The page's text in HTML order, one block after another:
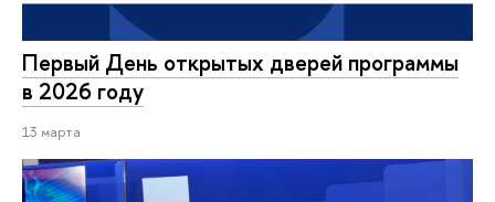
Первый День открытых дверей программы
в 2026 году
13 марта